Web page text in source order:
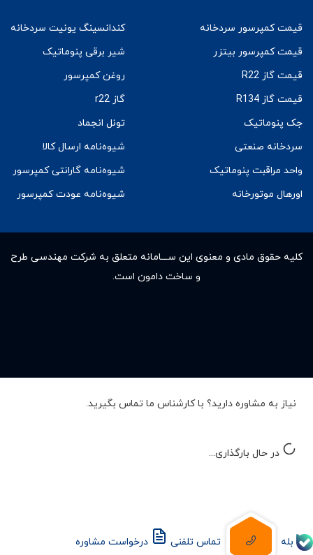
قیمت کمپرسور سردخانه
قیمت کمپرسور بیتزر
قیمت گاز R22
قیمت گاز R134
جک پنوماتیک
سردخانه صنعتی
واحد مراقبت پنوماتیک
اورهال موتورخانه
کندانسینگ یونیت سردخانه
شیر برقی پنوماتیک
روغن کمپرسور
گاز r22
تونل انجماد
شیوه‌نامه ارسال کالا
شیوه‌نامه گارانتی کمپرسور
شیوه‌نامه عودت کمپرسور
کلیه حقوق مادى و معنوى این ســـامانه متعلق به شرکت مهندسی طرح
و ساخت دامون است.
نیاز به مشاوره دارید؟ با کارشناس ما تماس بگیرید.
در حال بارگذاری...
بله تماس تلفنی درخواست مشاوره